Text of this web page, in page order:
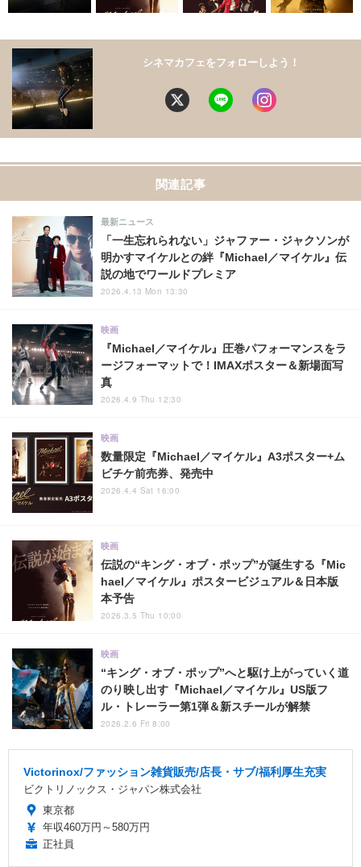
シネマカフェをフォローしよう！
関連記事
「一生忘れられない」ジャファー・ジャクソンが
明かすマイケルとの絆『Michael／マイケル』伝
説の地でワールドプレミア
最新ニュース
2026.4.13 Mon 13:30
『Michael／マイケル』圧巻パフォーマンスをラ
ージフォーマットで！IMAXポスター＆新場面写
真
映画
2026.4.9 Thu 12:30
数量限定『Michael／マイケル』A3ポスター+ム
ビチケ前売券、発売中
映画
2026.4.4 Sat 16:00
伝説の“キング・オブ・ポップ”が誕生する『Mic
hael／マイケル』ポスタービジュアル＆日本版
本予告
映画
2026.3.5 Thu 10:00
“キング・オブ・ポップ”へと駆け上がっていく道
のり映し出す『Michael／マイケル』US版フ
ル・トレーラー第1弾＆新スチールが解禁
映画
2026.2.6 Fri 8:00
Victorinox/ファッション雑貨販売/店長・サブ/福利厚生充実
ビクトリノックス・ジャパン株式会社
東京都
年収460万円～580万円
正社員